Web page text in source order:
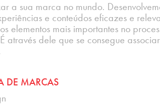
a sua marca no mundo.
e conteúdos eficazes e
elementos mais importantes no
através dele que se consegue
DE MARCAS